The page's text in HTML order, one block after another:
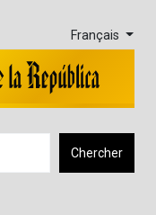
Français
Chercher